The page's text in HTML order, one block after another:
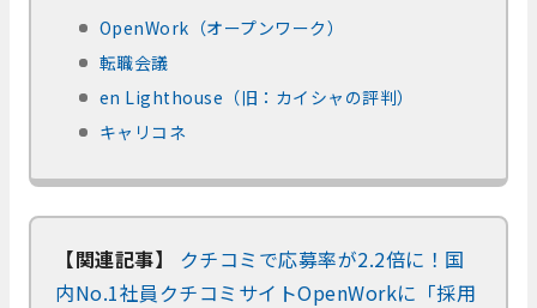
OpenWork（オープンワーク）
転職会議
en Lighthouse（旧：カイシャの評判）
キャリコネ
【関連記事】
クチコミで応募率が2.2倍に！国
内No.1社員クチコミサイトOpenWorkに「採用